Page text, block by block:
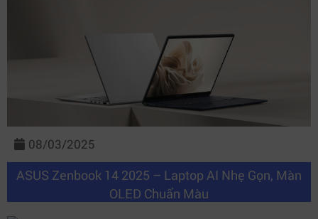
08/03/2025
ASUS Zenbook 14 2025 – Laptop AI Nhẹ Gọn, Màn
OLED Chuẩn Màu